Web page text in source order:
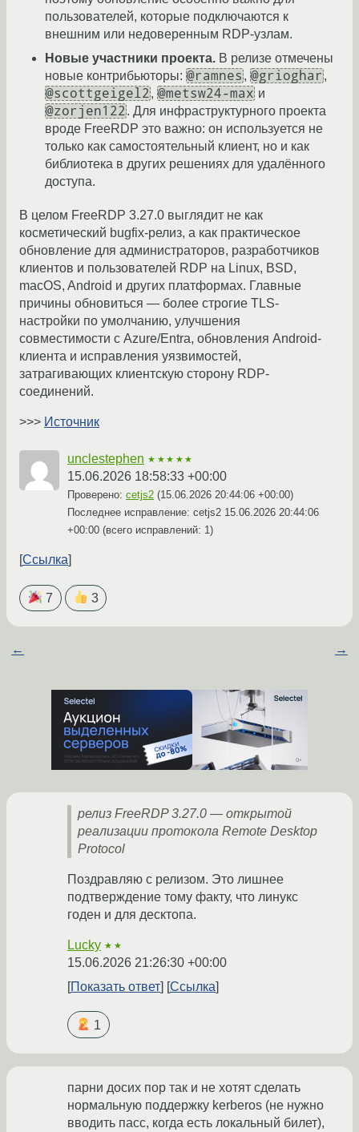
пользователей, которые подключаются к
внешним или недоверенным RDP-узлам.
Новые участники проекта. В релизе отмечены
новые контрибьюторы: @ramnes , @grioghar ,
@scottgeigel2, @metsw24-max и
@zorjen122. Для инфраструктурного проекта
вроде FreeRDP это важно: он используется не
только как самостоятельный клиент, но и как
библиотека в других решениях для удалённого
доступа.
В целом FreeRDP 3.27.0 выглядит не как
косметический bugfix-релиз, а как практическое
обновление для администраторов, разработчиков
клиентов и пользователей RDP на Linux, BSD,
macOS, Android и других платформах. Главные
причины обновиться — более строгие TLS-
настройки по умолчанию, улучшения
совместимости с Azure/Entra, обновления Android-
клиента и исправления уязвимостей,
затрагивающих клиентскую сторону RDP-
соединений.
>>> Источник
unclestephen ★★★★★
15.06.2026 18:58:33 +00:00
Проверено: cetjs2 (15.06.2026 20:44:06 +00:00)
Последнее исправление: cetjs2 15.06.2026 20:44:06
+00:00 (всего исправлений: 1)
Ссылка
7 3
← →
релиз FreeRDP 3.27.0 — открытой
реализации протокола Remote Desktop
Protocol
Поздравляю с релизом. Это лишнее
подтверждение тому факту, что линукс
годен и для десктопа.
Lucky ★★
15.06.2026 21:26:30 +00:00
Показать ответ
Ссылка
1
парни досих пор так и не хотят сделать
нормальную поддержку kerberos (не нужно
вводить пасс, когда есть локальный билет),